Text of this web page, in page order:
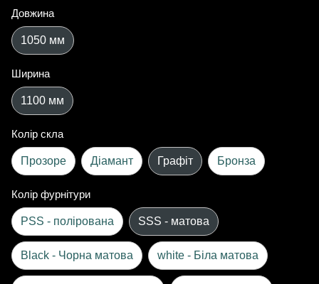
Довжина
1050 мм
Ширина
1100 мм
Колір скла
Прозоре Діамант Графіт Бронза
Колір фурнітури
PSS - полірована SSS - матова
Black - Чорна матова white - Біла матова